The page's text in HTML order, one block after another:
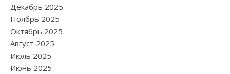
Декабрь 2025
Ноябрь 2025
Октябрь 2025
Август 2025
Июль 2025
Июнь 2025